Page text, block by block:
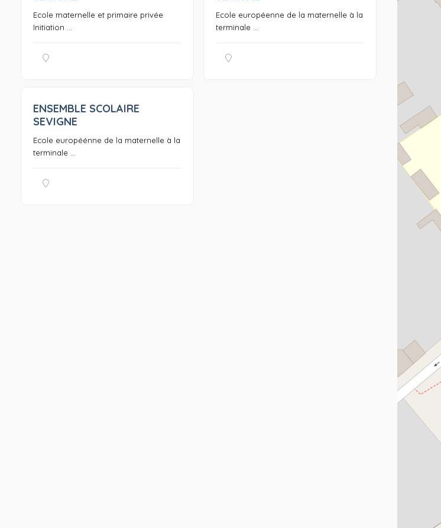
Ecole maternelle et primaire privée
Initiation ...
Ecole européenne de la maternelle à la
terminale ...
ENSEMBLE SCOLAIRE
SEVIGNE
Ecole européénne de la maternelle à la
terminale ...